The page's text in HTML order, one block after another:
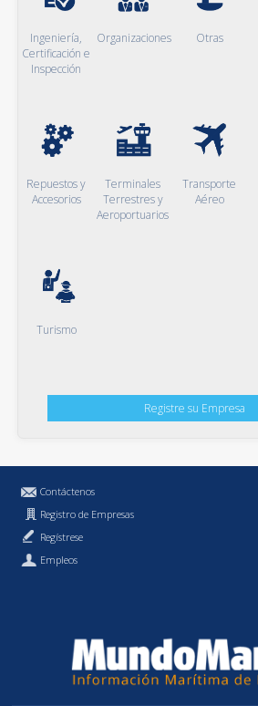
Ingeniería,
Certificación e
Inspección
Organizaciones Otras
Repuestos y
Accesorios
Terminales
Terrestres y
Aeroportuarios
Transporte
Aéreo
Turismo
Registre su Empresa
Contáctenos
Registro de Empresas
Regístrese
Empleos